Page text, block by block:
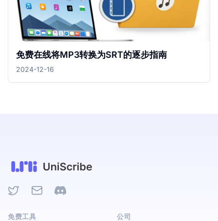
免费在线将MP3转换为SRT的逐步指南
2024-12-16
TwitterEmail Discord
免费工具 公司